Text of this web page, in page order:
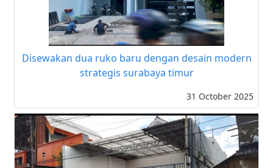
Disewakan dua ruko baru dengan desain modern
strategis surabaya timur
31 October 2025